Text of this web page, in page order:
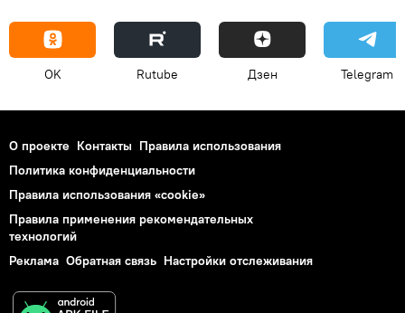
OK Rutube Дзен Telegram
О проекте Контакты Правила использования
Политика конфиденциальности
Правила использования «cookie»
Правила применения рекомендательных
технологий
Реклама Обратная связь Настройки отслеживания